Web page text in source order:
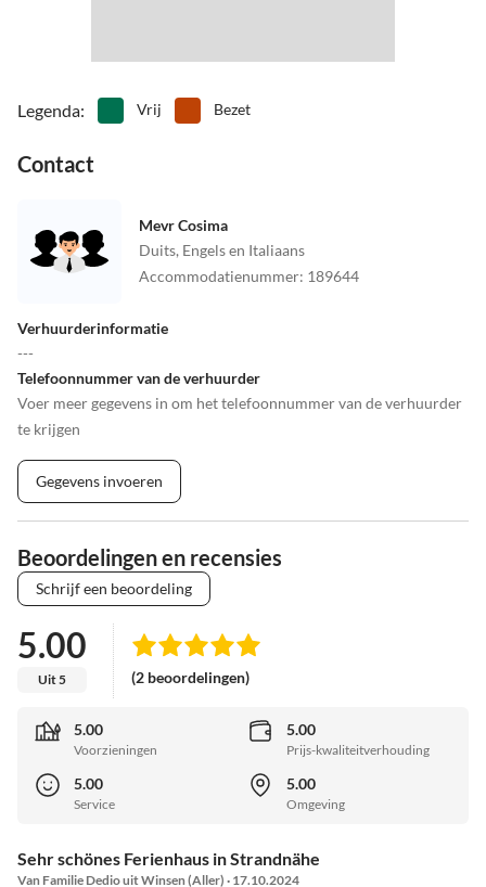
Legenda: Vrij Bezet
Contact
Mevr Cosima
Duits, Engels en Italiaans
Accommodatienummer: 189644
Verhuurderinformatie
---
Telefoonnummer van de verhuurder
Voer meer gegevens in om het telefoonnummer van de verhuurder
te krijgen
Gegevens invoeren
Beoordelingen en recensies
Schrijf een beoordeling
5.00
Uit 5 (2 beoordelingen)
5.00
Voorzieningen
5.00
Prijs-kwaliteitverhouding
5.00
Service
5.00
Omgeving
Sehr schönes Ferienhaus in Strandnähe
Van Familie Dedio uit Winsen (Aller) · 17.10.2024